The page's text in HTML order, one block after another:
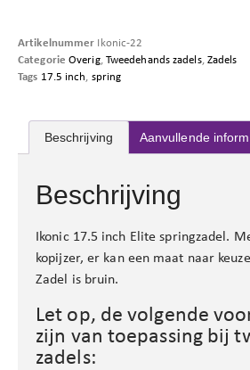
Artikelnummer Ikonic-22
Categorie Overig, Tweedehands zadels, Zadels
Tags 17.5 inch spring
Beschrijving Aanvullende
Beschrijving
Ikonic 17.5 inch Elite springzadel.
kopijzer, er kan een maat naar
Zadel is bruin.
Let op, de volgende
zijn van toepassing bij
zadels: